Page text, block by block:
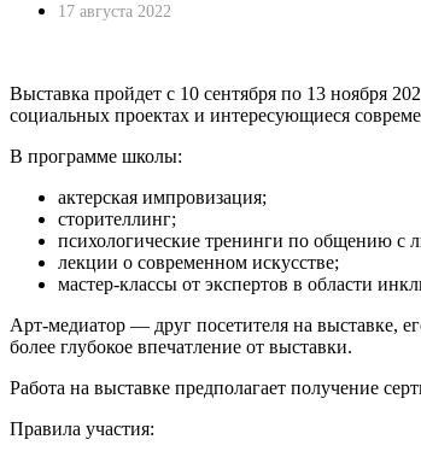
17 августа 2022
Выставка пройдет с 10 сентября по 13 ноября
социальных проектах и интересующиеся
В программе школы:
актерская импровизация;
сторителлинг;
психологические тренинги по общению с
лекции о современном искусстве;
мастер-классы от экспертов в области
Арт-медиатор — друг посетителя на выставке,
более глубокое впечатление от выставки.
Работа на выставке предполагает получение
Правила участия: